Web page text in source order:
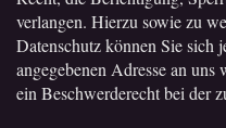
verlangen. Hierzu sowie zu
Datenschutz können Sie sich
angegebenen Adresse an
ein Beschwerderecht bei der